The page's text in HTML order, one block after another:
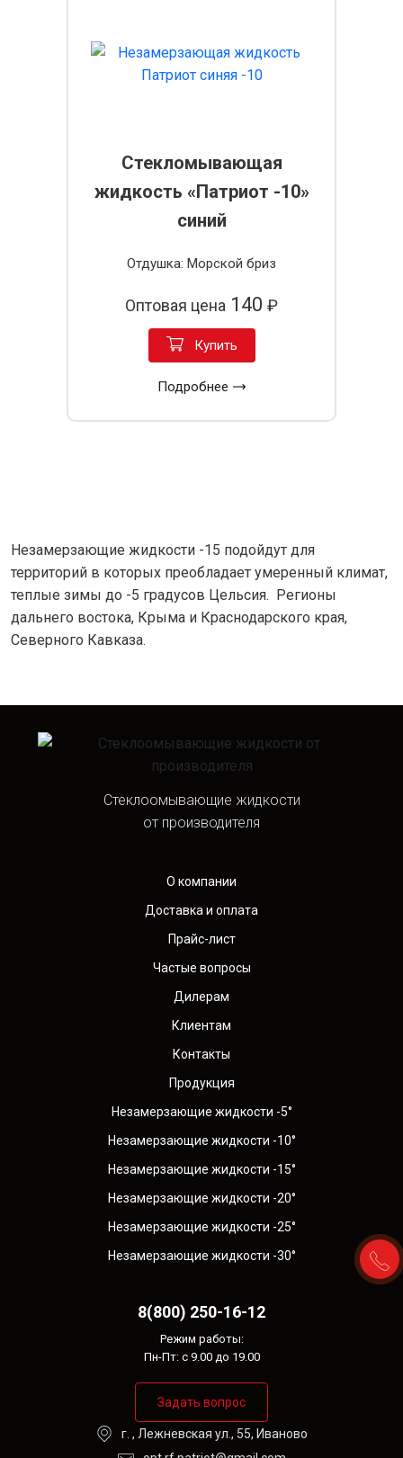
Стекломывающая
жидкость «Патриот -10»
синий
Отдушка: Морской бриз
Оптовая цена 140 ₽
Купить
Подробнее
Незамерзающие жидкости -15 подойдут для
территорий в которых преобладает умеренный климат,
теплые зимы до -5 градусов Цельсия. Регионы
дальнего востока, Крыма и Краснодарского края,
Северного Кавказа.
Стеклоомывающие жидкости
от производителя
О компании
Доставка и оплата
Прайс-лист
Частые вопросы
Дилерам
Клиентам
Контакты
Продукция
Незамерзающие жидкости -5°
Незамерзающие жидкости -10°
Незамерзающие жидкости -15°
Незамерзающие жидкости -20°
Незамерзающие жидкости -25°
Незамерзающие жидкости -30°
г. , Лежневская ул., 55, Иваново
8(800) 250-16-12
Режим работы:
Пн-Пт: с 9.00 до 19.00
Задать вопрос